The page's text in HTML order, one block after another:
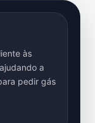
às
a
pedir gás